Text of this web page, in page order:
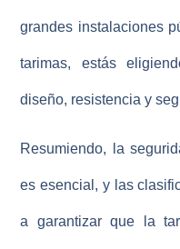
grandes instalaciones
tarimas, estás
diseño, resistencia y
Resumiendo, la
es esencial, y las
a garantizar que la